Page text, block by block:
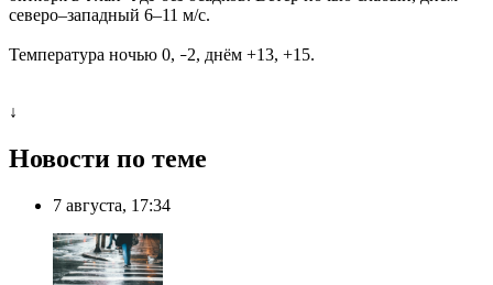
северо–западный 6–11 м/с.
Температура ночью 0, –2, днём +13, +15.
↓
Новости по теме
7 августа, 17:34